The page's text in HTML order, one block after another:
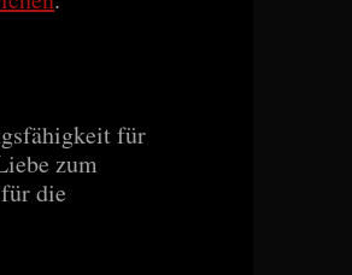
für
zum
die